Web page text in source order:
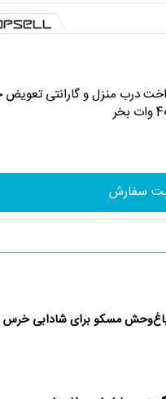
درب منزل و گارانتی
بخر
سفارش
باغ‌وحش مسکو برای شادابی